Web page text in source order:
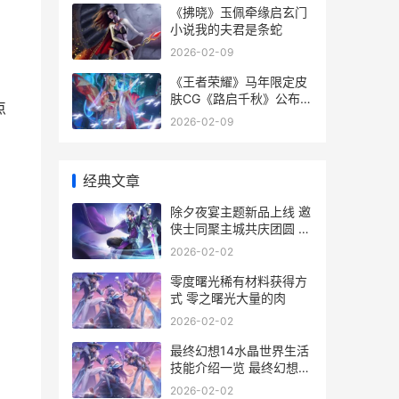
《拂晓》玉佩牵缘启玄门
小说我的夫君是条蛇
2026-02-09
《王者荣耀》马年限定皮
肤CG《路启千秋》公布
王者荣耀马可波罗
2026-02-09
经典文章
除夕夜宴主题新品上线 邀
侠士同聚主城共庆团圆 除
夕夜宴会设计思路
2026-02-02
零度曙光稀有材料获得方
式 零之曙光大量的肉
2026-02-02
最终幻想14水晶世界生活
技能介绍一览 最终幻想14
水晶世界快速升级
2026-02-02